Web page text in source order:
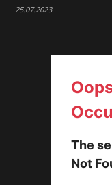
25.07.2023